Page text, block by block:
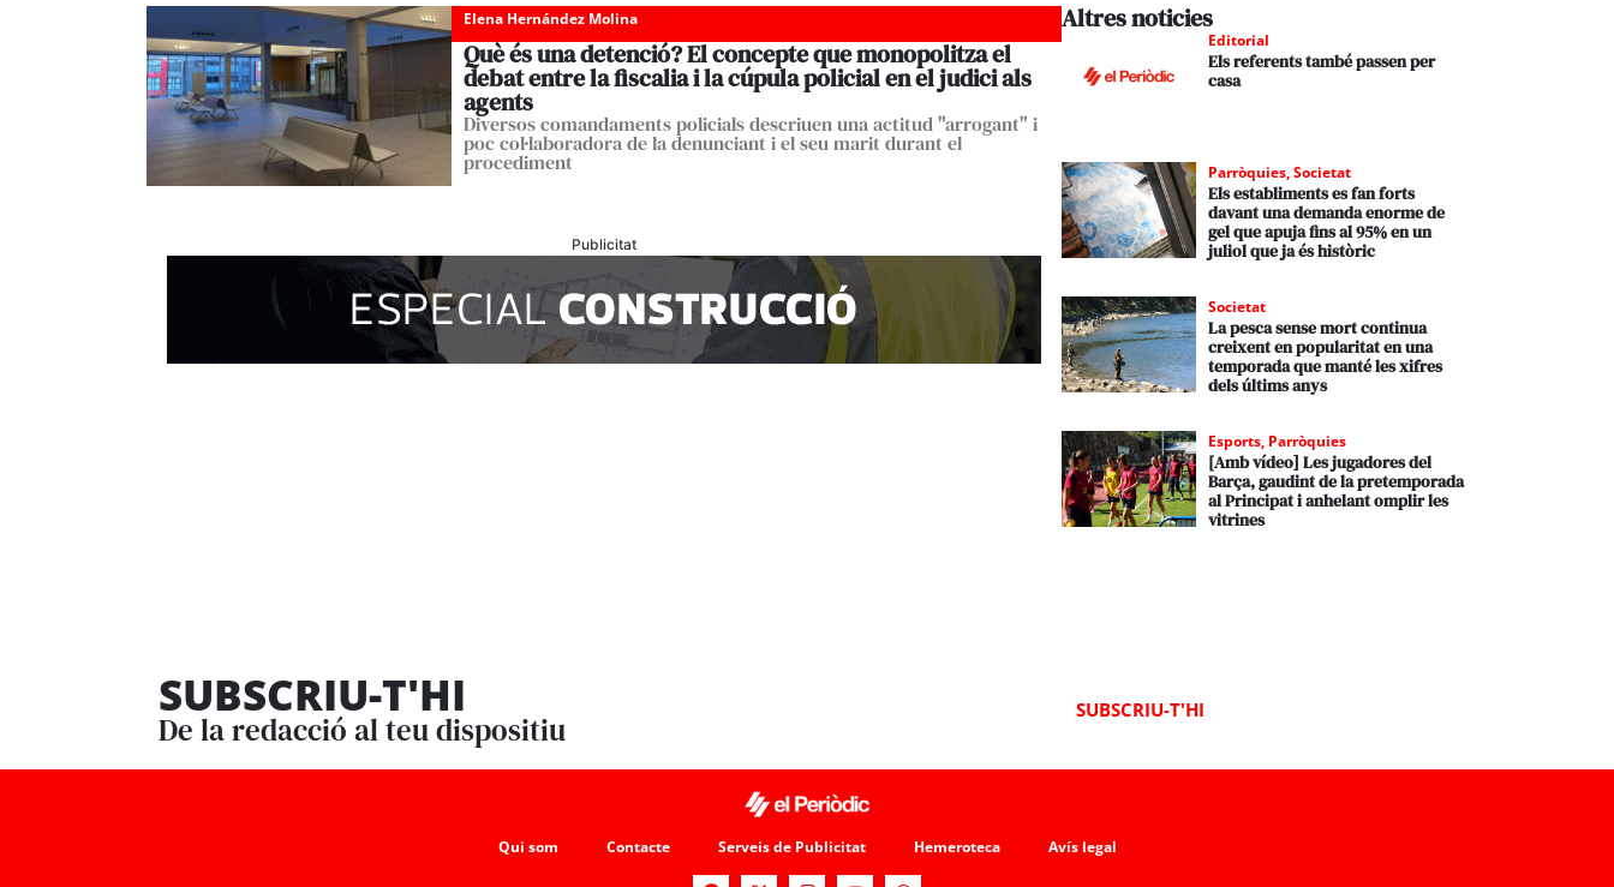
Elena Hernández Molina
Què és una detenció? El concepte que monopolitza el
debat entre la fiscalia i la cúpula policial en el judici als
agents
Diversos comandaments policials descriuen una actitud "arrogant" i
poc col·laboradora de la denunciant i el seu marit durant el
procediment
Publicitat
Altres noticies
Editorial
Els referents també passen per
casa
Parròquies,Societat
Els establiments es fan forts
davant una demanda enorme de
gel que apuja fins al 95% en un
juliol que ja és històric
Societat
La pesca sense mort continua
creixent en popularitat en una
temporada que manté les xifres
dels últims anys
Esports, Parròquies
[Amb vídeo] Les jugadores del
Barça, gaudint de la pretemporada
al Principat i anhelant omplir les
vitrines
SUBSCRIU-T'HI
De la redacció al teu dispositiu
SUBSCRIU-T'HI
Qui som Contacte Serveis de Publicitat Hemeroteca Avís legal